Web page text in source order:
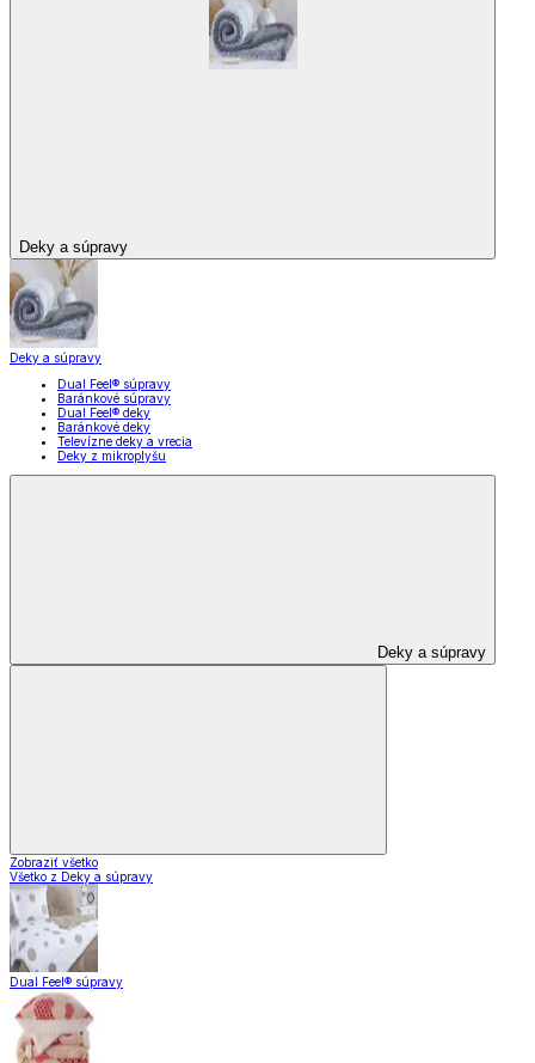
Deky a súpravy
Deky a súpravy
Dual Feel® súpravy
Baránkové súpravy
Dual Feel® deky
Baránkové deky
Televízne deky a vrecia
Deky z mikroplyšu
Deky a súpravy
Zobraziť všetko
Všetko z Deky a súpravy
Dual Feel® súpravy